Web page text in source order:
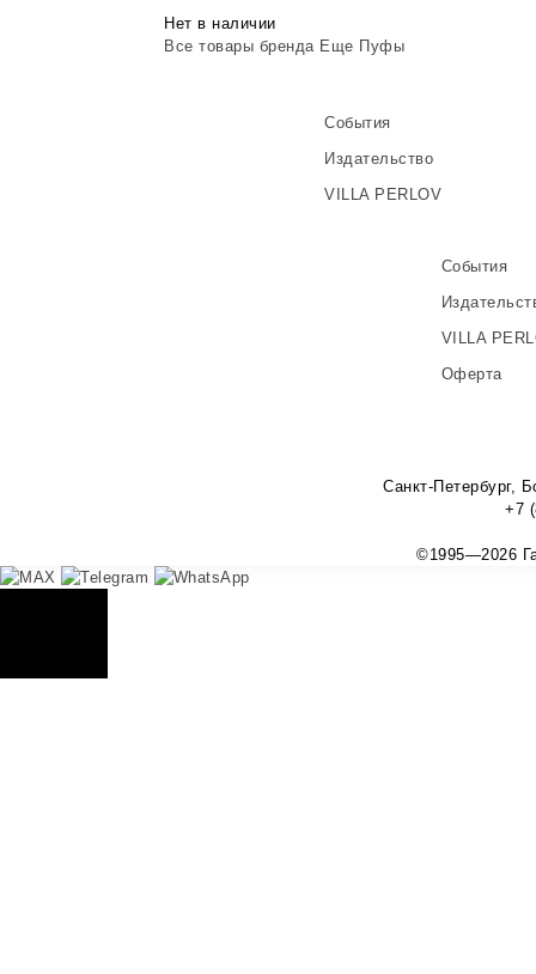
Нет в наличии
Все товары бренда Еще Пуфы
События
Издательство
VILLA PERLOV
События
VILLA
Оферта
Санкт-Петербург,
+7
©1995—2026